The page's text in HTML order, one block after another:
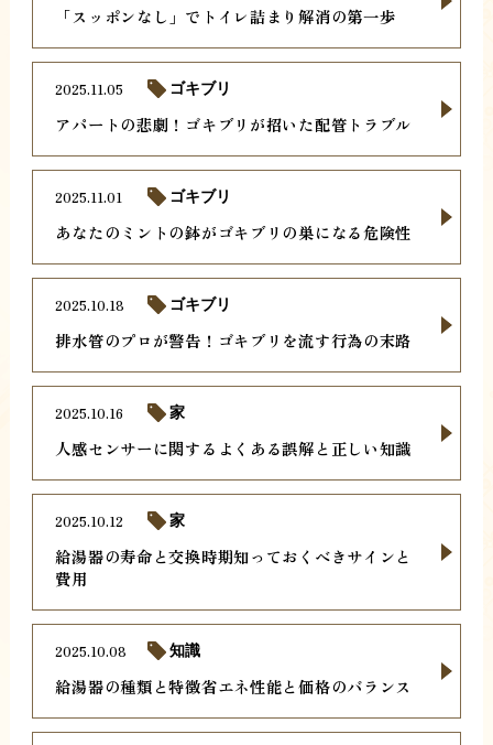
「スッポンなし」でトイレ詰まり解消の第一歩
アパートの悲劇！ゴキブリが招いた配管トラブル
2025.11.05 ゴキブリ
あなたのミントの鉢がゴキブリの巣になる危険性
2025.11.01 ゴキブリ
排水管のプロが警告！ゴキブリを流す行為の末路
2025.10.18 ゴキブリ
人感センサーに関するよくある誤解と正しい知識
2025.10.16 家
給湯器の寿命と交換時期知っておくべきサインと
費用
2025.10.12 家
給湯器の種類と特徴省エネ性能と価格のバランス
2025.10.08 知識